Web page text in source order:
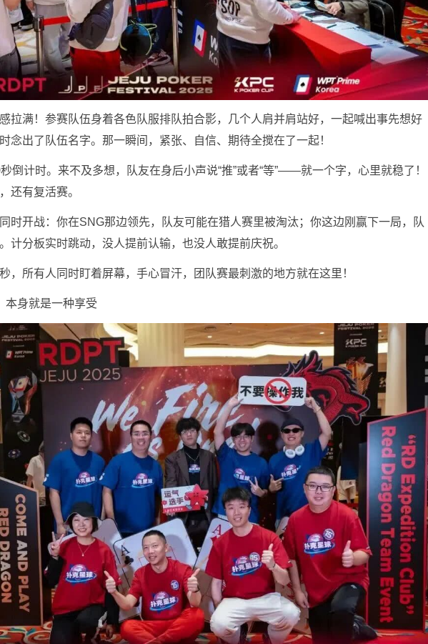
拉满！参赛队伍身着各色队服排队拍合影，几个人肩并肩站好，一起喊出事先想好
出了队伍名字。那一瞬间，紧张、自信、期待全搅在了一起！
倒计时。来不及多想，队友在身后小声说“推”或者“等”——就一个字，心里就稳了！
还有复活赛。
时开战：你在SNG那边领先，队友可能在猎人赛里被淘汰；你这边刚赢下一局，队
计分板实时跳动，没人提前认输，也没人敢提前庆祝。
，所有人同时盯着屏幕，手心冒汗，团队赛最刺激的地方就在这里！
本身就是一种享受